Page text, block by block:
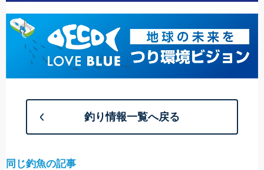
釣り情報一覧へ戻る
同じ釣魚の記事